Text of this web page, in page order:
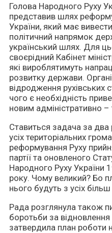
Голова Народного Руху
представив шлях
України, який має
політичний напрямок
український шлях. Для
своєрідний Кабінет
які вироблятимуть
розвитку держави.
відродження рухівських
чого є необхідність
новим адміністративно
Ставиться задача за
усіх територіальних
реформування Руху
партії та оновленого
Народного Руху України
року. Чому великий? Бо
нього будуть з усіх
Рада розглянула також
боротьби за
затвердила план роботи